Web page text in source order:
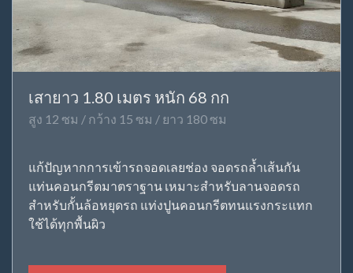
เสายาว 1.80 เมตร หนัก 68 กก
สูง 12 ซม / กว้าง 15 ซม / ยาว 180 ซม
แก้ปัญหากการเข้ารถจอดเลยช่อง จอดรถล้ำเส้นกัน
แท่นคอนกรีตมาตราฐาน เหมาะสำหรับลานจอดรถ
สำหรับกั้นล้อหยุดรถ แท่งปูนคอนกรีตทนแรงกระแทก
ใช้ได้ทุกพื้นผิว